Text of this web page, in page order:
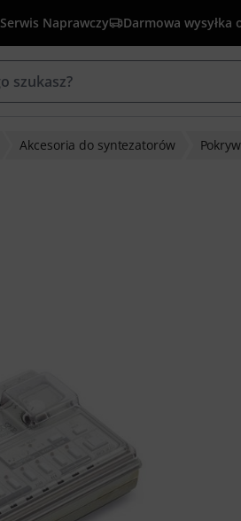
Serwis Naprawczy Darmowa wysyłka
Akcesoria do syntezatorów